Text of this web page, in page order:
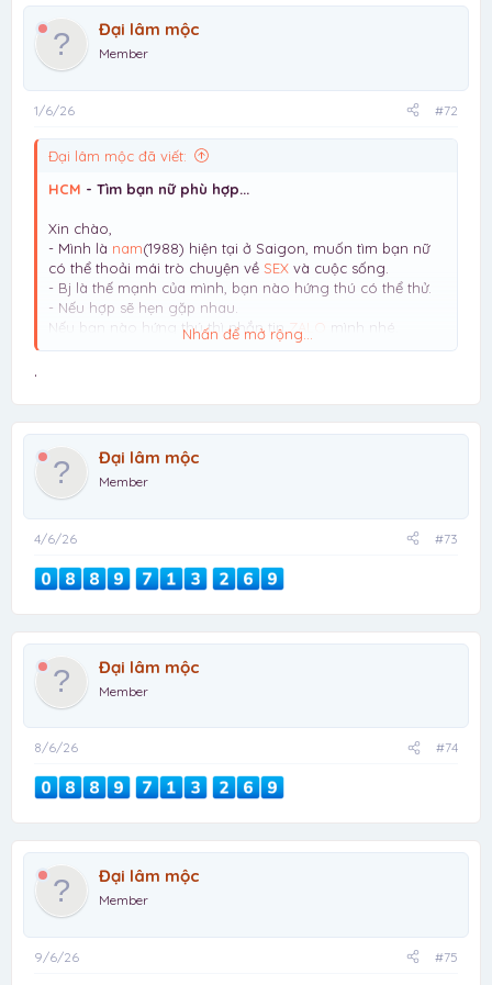
Đại lâm mộc
Member
1/6/26 #72
Đại lâm mộc đã viết:
HCM - Tìm bạn nữ phù hợp...
Xin chào,
- Mình là nam(1988) hiện tại ở Saigon, muốn tìm bạn nữ
có thể thoải mái trò chuyện về SEX và cuộc sống.
- Bj là thế mạnh của mình, bạn nào hứng thú có thể thử.
- Nếu hợp sẽ hẹn gặp nhau.
Nếu bạn nào hứng thú thì nhắn tin ZALO mình nhé.
Lưu ý: mình chỉ tìm NỮ, giới tính khác vui lòng đừng liên
Nhấn để mở rộng...
.
Đại lâm mộc
Member
4/6/26 #73
Đại lâm mộc
Member
8/6/26 #74
Đại lâm mộc
Member
9/6/26 #75